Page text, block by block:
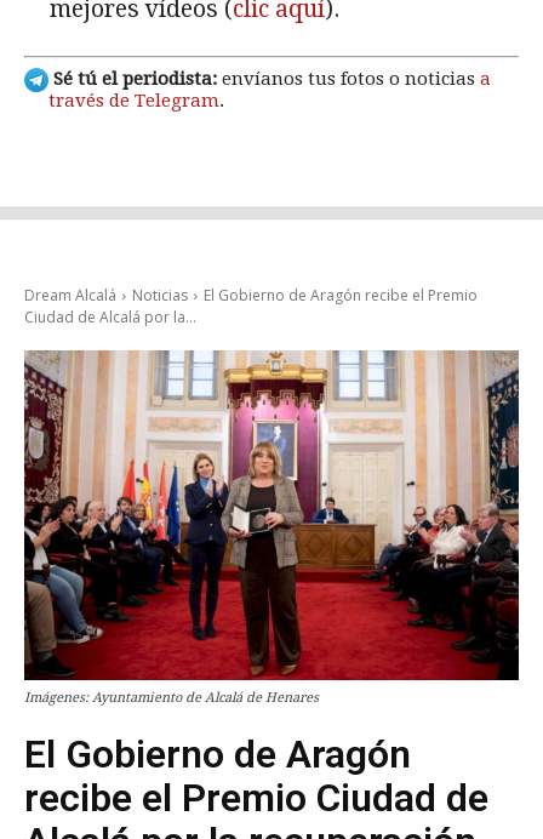
mejores vídeos (clic aquí).
Sé tú el periodista: envíanos tus fotos o noticias a
través de Telegram.